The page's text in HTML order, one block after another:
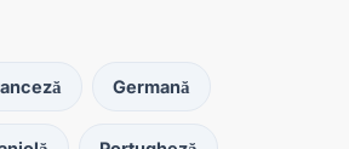
Germană